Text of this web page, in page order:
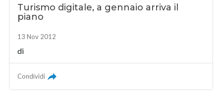
Turismo digitale, a gennaio arriva il
piano
13 Nov 2012
di
Condividi